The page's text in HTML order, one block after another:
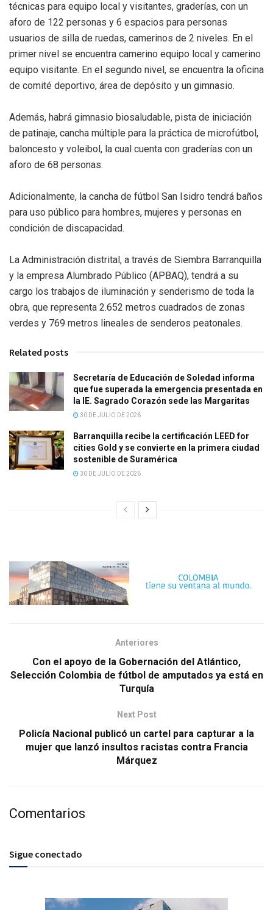
técnicas para equipo local y visitantes, graderías, con un
aforo de 122 personas y 6 espacios para personas
usuarios de silla de ruedas, camerinos de 2 niveles. En el
primer nivel se encuentra camerino equipo local y camerino
equipo visitante. En el segundo nivel, se encuentra la oficina
de comité deportivo, área de depósito y un gimnasio.
Además, habrá gimnasio biosaludable, pista de iniciación
de patinaje, cancha múltiple para la práctica de microfútbol,
baloncesto y voleibol, la cual cuenta con graderías con un
aforo de 68 personas.
Adicionalmente, la cancha de fútbol San Isidro tendrá baños
para uso público para hombres, mujeres y personas en
condición de discapacidad.
La Administración distrital, a través de Siembra Barranquilla
y la empresa Alumbrado Público (APBAQ), tendrá a su
cargo los trabajos de iluminación y senderismo de toda la
obra, que representa 2.652 metros cuadrados de zonas
verdes y 769 metros lineales de senderos peatonales.
Related posts
Secretaría de Educación de Soledad informa
que fue superada la emergencia presentada en
la IE. Sagrado Corazón sede las Margaritas
30 DE JULIO DE 2026
Barranquilla recibe la certificación LEED for
cities Gold y se convierte en la primera ciudad
sostenible de Suramérica
30 DE JULIO DE 2026
Anteriores
Con el apoyo de la Gobernación del Atlántico,
Selección Colombia de fútbol de amputados ya está en
Turquía
Next Post
Policía Nacional publicó un cartel para capturar a la
mujer que lanzó insultos racistas contra Francia
Márquez
Comentarios
Sigue conectado